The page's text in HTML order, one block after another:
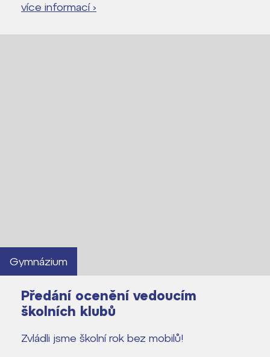
více informací ›
Gymnázium
Předání ocenění vedoucím
školních klubů
Zvládli jsme školní rok bez mobilů!